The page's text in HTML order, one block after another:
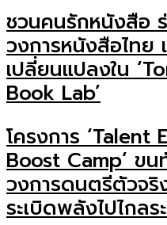
ชวนคนรักหนังสือ
วงการหนังสือไทย
เปลี่ยนแปลงใน
Book Lab’
โครงการ
Boost Camp’ ข
วงการดนตรีตัวจ
ระเบิดพลังไปไกล